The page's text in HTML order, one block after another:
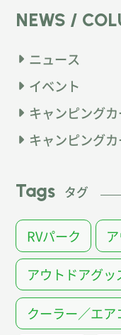
NEWS /
ニュース
イベント
キャンピング
キャンピング
Tags タグ
RVパーク
アウトドアグッ
クーラー／エア